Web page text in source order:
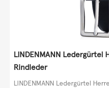
LINDENMANN Ledergürtel
Rindleder
LINDENMANN Ledergürtel